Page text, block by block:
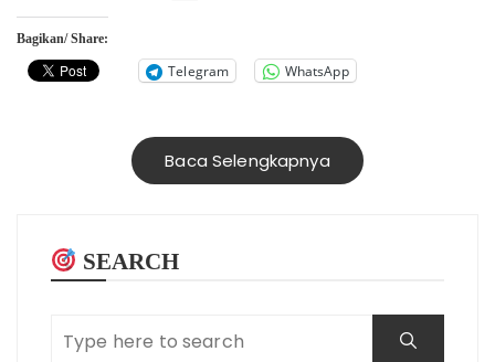
Bagikan/ Share:
Telegram WhatsApp
Baca Selengkapnya
SEARCH